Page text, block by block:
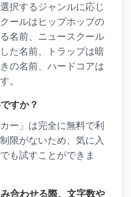
択するジャンルに応じ
ールはヒップホップの
名前、ニュースクール
た名前、トラップは暗
の名前、ハードコアは
。
すか？
ー」は完全に無料で利
限がないため、気に入
も試すことができま
合わせる際、文字数や